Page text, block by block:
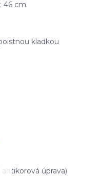
46 cm.
kladkou
úprava)